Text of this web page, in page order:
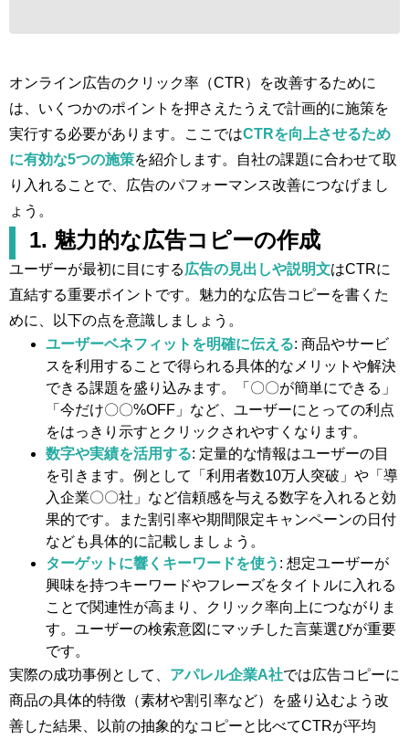
オンライン広告のクリック率（CTR）を改善するために
は、いくつかのポイントを押さえたうえで計画的に施策を
実行する必要があります。ここではCTRを向上させるため
に有効な5つの施策を紹介します。自社の課題に合わせて取
り入れることで、広告のパフォーマンス改善につなげまし
ょう。
1. 魅力的な広告コピーの作成
ユーザーが最初に目にする広告の見出しや説明文はCTRに
直結する重要ポイントです。魅力的な広告コピーを書くた
めに、以下の点を意識しましょう。
ユーザーベネフィットを明確に伝える: 商品やサービ
スを利用することで得られる具体的なメリットや解決
できる課題を盛り込みます。「〇〇が簡単にできる」
「今だけ〇〇%OFF」など、ユーザーにとっての利点
をはっきり示すとクリックされやすくなります。
数字や実績を活用する: 定量的な情報はユーザーの目
を引きます。例として「利用者数10万人突破」や「導
入企業〇〇社」など信頼感を与える数字を入れると効
果的です。また割引率や期間限定キャンペーンの日付
なども具体的に記載しましょう。
ターゲットに響くキーワードを使う : 想定ユーザーが
興味を持つキーワードやフレーズをタイトルに入れる
ことで関連性が高まり、クリック率向上につながりま
す。ユーザーの検索意図にマッチした言葉選びが重要
です。
実際の成功事例として、 アパレル企業A社では広告コピーに
商品の具体的特徴（素材や割引率など）を盛り込むよう改
善した結果、以前の抽象的なコピーと比べてCTRが平均